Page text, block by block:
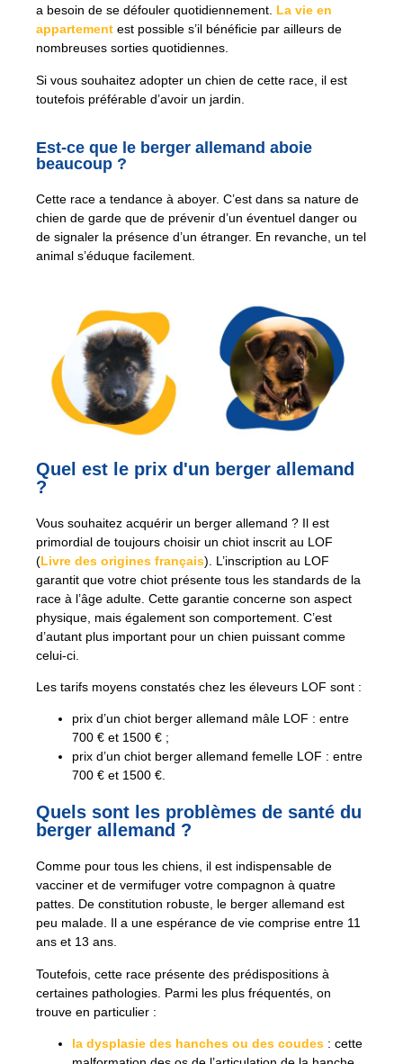
a besoin de se défouler quotidiennement. La vie en
appartement est possible s’il bénéficie par ailleurs de
nombreuses sorties quotidiennes.
Si vous souhaitez adopter un chien de cette race, il est
toutefois préférable d’avoir un jardin.
Est-ce que le berger allemand aboie
beaucoup ?
Cette race a tendance à aboyer. C’est dans sa nature de
chien de garde que de prévenir d’un éventuel danger ou
de signaler la présence d’un étranger. En revanche, un tel
animal s’éduque facilement.
Quel est le prix d'un berger allemand
?
Vous souhaitez acquérir un berger allemand ? Il est
primordial de toujours choisir un chiot inscrit au LOF
(Livre des origines français). L’inscription au LOF
garantit que votre chiot présente tous les standards de la
race à l’âge adulte. Cette garantie concerne son aspect
physique, mais également son comportement. C’est
d’autant plus important pour un chien puissant comme
celui-ci.
Les tarifs moyens constatés chez les éleveurs LOF sont :
prix d’un chiot berger allemand mâle LOF : entre
700 € et 1500 € ;
prix d’un chiot berger allemand femelle LOF : entre
700 € et 1500 €.
Quels sont les problèmes de santé du
berger allemand ?
Comme pour tous les chiens, il est indispensable de
vacciner et de vermifuger votre compagnon à quatre
pattes. De constitution robuste, le berger allemand est
peu malade. Il a une espérance de vie comprise entre 11
ans et 13 ans.
Toutefois, cette race présente des prédispositions à
certaines pathologies. Parmi les plus fréquentés, on
trouve en particulier :
la dysplasie des hanches ou des coudes : cette